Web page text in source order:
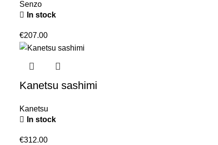
Senzo
In stock
€207.00
Kanetsu sashimi
Kanetsu
In stock
€312.00